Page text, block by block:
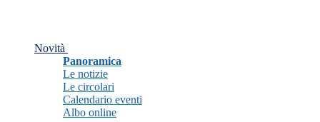
Novità
Panoramica
Le notizie
Le circolari
Calendario eventi
Albo online